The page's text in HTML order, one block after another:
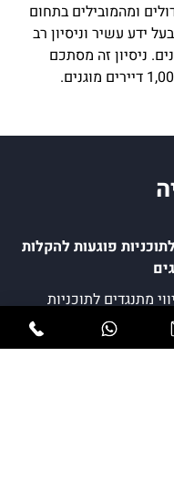
ומהמובילים בתחום
ידע עשיר וניסיון רב
ניסיון זה מסתכם
פוגעות להקלות
מתנגדים לתוכניות
חורגים בפני
הערר ובתי המשפט